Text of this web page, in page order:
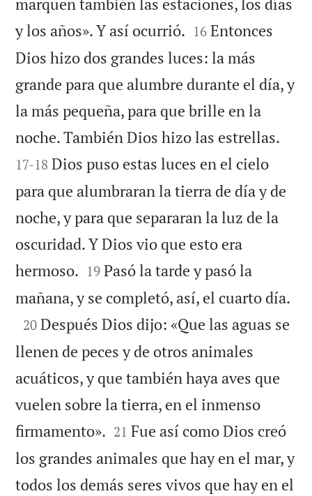
y los años». Y así ocurrió. 

16 Entonces
Dios hizo dos grandes luces: la más
grande para que alumbre durante el día, y
la más pequeña, para que brille en la
noche. También Dios hizo las estrellas.
17-18 Dios puso estas luces en el cielo
para que alumbraran la tierra de día y de
noche, y para que separaran la luz de la
oscuridad. Y Dios vio que esto era
hermoso. 

19 Pasó la tarde y pasó la
mañana, y se completó, así, el cuarto día.

20 Después Dios dijo: «Que las aguas se
llenen de peces y de otros animales
acuáticos, y que también haya aves que
vuelen sobre la tierra, en el inmenso
firmamento». 

21 Fue así como Dios creó
los grandes animales que hay en el mar, y
todos los demás seres vivos que hay en el